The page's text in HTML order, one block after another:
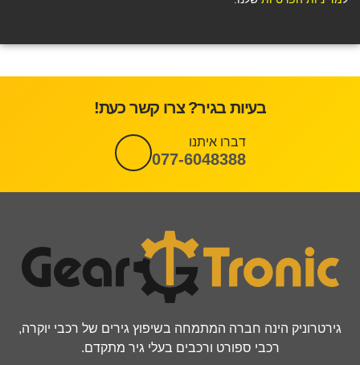
בעיות בגיר? צרו קשר כעת!
דברו איתנו
077-6048388
גירטרוניק הינה חברה המתמחה בשיפוץ גירים של רכבי יוקרה,
רכבי ספורט ורכבים בעלי גיר מתקדם.